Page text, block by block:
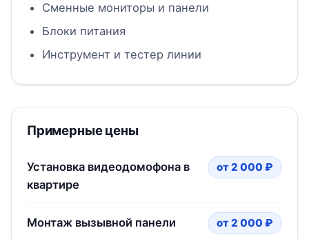
Сменные мониторы и панели
Блоки питания
Инструмент и тестер линии
Примерные цены
Установка видеодомофона в
квартире
от 2 000 ₽
Монтаж вызывной панели от 2 000 ₽